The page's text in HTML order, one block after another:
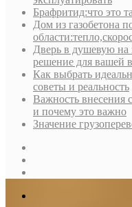
Брафритид:что это
Дом из газобетона
Дверь в душевую на
решение для вашей
Как выбрать
советы и реальность
Важность внесения
и почему это важно
Значение